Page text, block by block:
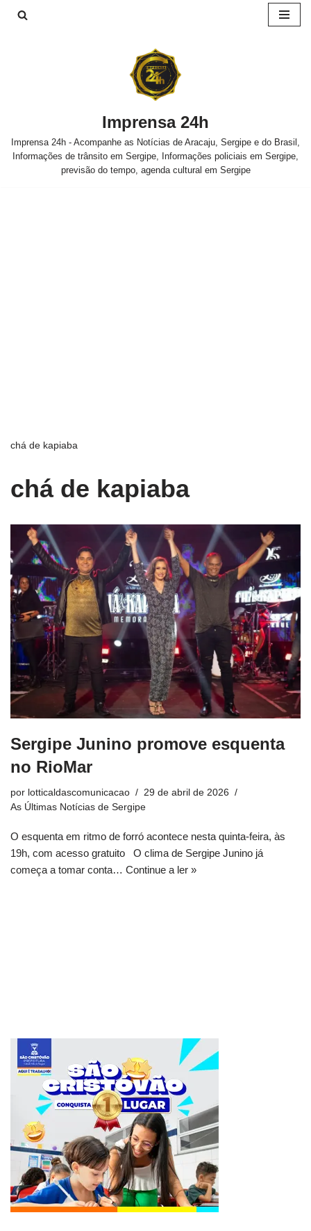
Imprensa 24h
Imprensa 24h - Acompanhe as Notícias de Aracaju, Sergipe e do Brasil,
Informações de trânsito em Sergipe, Informações policiais em Sergipe,
previsão do tempo, agenda cultural em Sergipe
chá de kapiaba
chá de kapiaba
Sergipe Junino promove esquenta
no RioMar
por lotticaldascomunicacao
29 de abril de 2026
As Últimas Notícias de Sergipe
O esquenta em ritmo de forró acontece nesta quinta-feira, às
19h, com acesso gratuito O clima de Sergipe Junino já
começa a tomar conta… Continue a ler »